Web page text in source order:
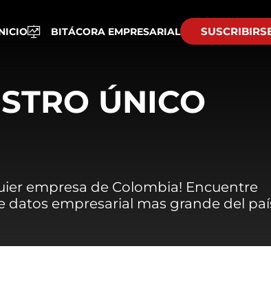
BITÁCORA EMPRESARIAL
ÚNICO
empresa de Colombia! Encuentre
datos empresarial mas grande del